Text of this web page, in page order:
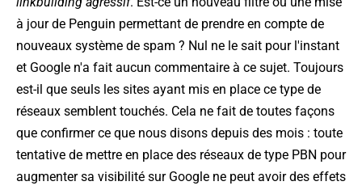
à jour de Penguin permettant de prendre en compte de
nouveaux système de spam ? Nul ne le sait pour l'instant
et Google n'a fait aucun commentaire à ce sujet. Toujours
est-il que seuls les sites ayant mis en place ce type de
réseaux semblent touchés. Cela ne fait de toutes façons
que confirmer ce que nous disons depuis des mois : toute
tentative de mettre en place des réseaux de type PBN pour
augmenter sa visibilité sur Google ne peut avoir des effets